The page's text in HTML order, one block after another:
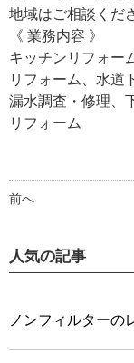
地域はご相談くだ
《 業務内容 》
キッチンリフォー
リフォーム、水道
漏水調査・修理、
リフォーム
前へ
人気の記事
ノンフィルターの